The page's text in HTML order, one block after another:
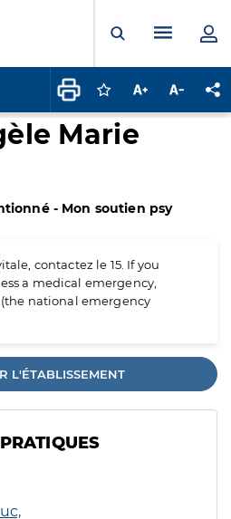
Ouvrir laMenu
Connectez-vous
Augmenter la
Marie
- Mon soutien psy
contactez le 15. If you
a medical emergency,
national emergency
L'ÉTABLISSEMENT